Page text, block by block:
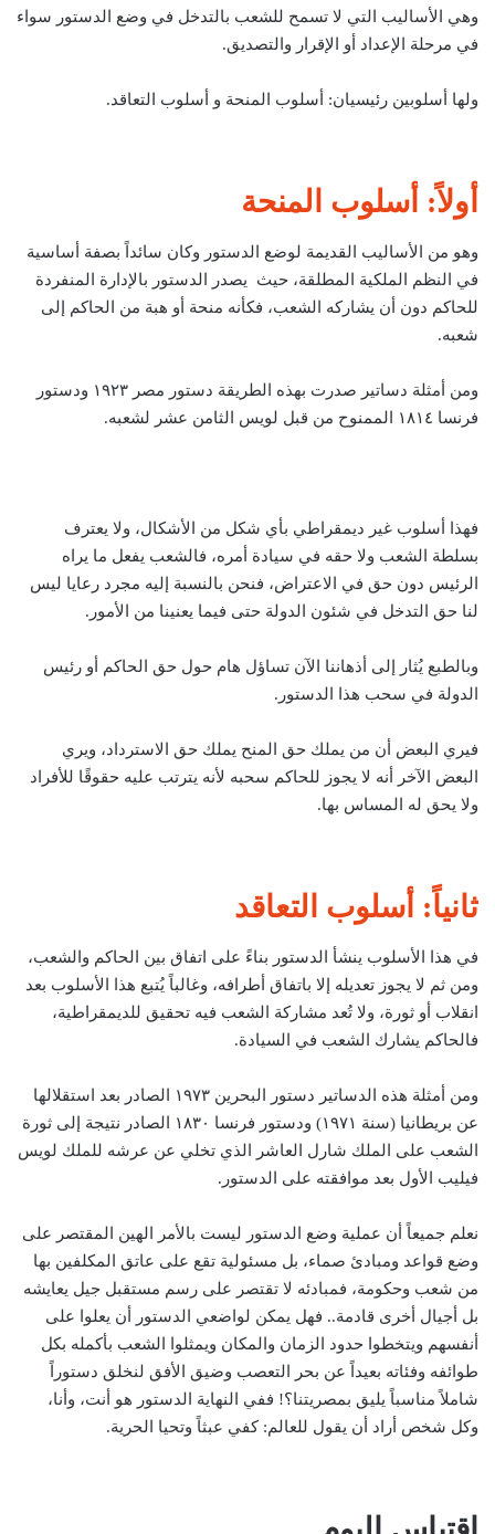
وهي الأساليب التي لا تسمح للشعب بالتدخل في وضع الدستور سواء
في مرحلة الإعداد أو الإقرار والتصديق.
ولها أسلوبين رئيسيان: أسلوب المنحة و أسلوب التعاقد.
أولاً: أسلوب المنحة
وهو من الأساليب القديمة لوضع الدستور وكان سائداً بصفة أساسية
في النظم الملكية المطلقة، حيث يصدر الدستور بالإدارة المنفردة
للحاكم دون أن يشاركه الشعب، فكأنه منحة أو هبة من الحاكم إلى
شعبه.
ومن أمثلة دساتير صدرت بهذه الطريقة دستور مصر ١٩٢٣ ودستور
فرنسا ١٨١٤ الممنوح من قبل لويس الثامن عشر لشعبه.
فهذا أسلوب غير ديمقراطي بأي شكل من الأشكال، ولا يعترف
بسلطة الشعب ولا حقه في سيادة أمره، فالشعب يفعل ما يراه
الرئيس دون حق في الاعتراض، فنحن بالنسبة إليه مجرد رعايا ليس
لنا حق التدخل في شئون الدولة حتى فيما يعنينا من الأمور.
وبالطبع يُثار إلى أذهاننا الآن تساؤل هام حول حق الحاكم أو رئيس
الدولة في سحب هذا الدستور.
فيري البعض أن من يملك حق المنح يملك حق الاسترداد، ويري
البعض الآخر أنه لا يجوز للحاكم سحبه لأنه يترتب عليه حقوقًا للأفراد
ولا يحق له المساس بها.
ثانياً: أسلوب التعاقد
في هذا الأسلوب ينشأ الدستور بناءً على اتفاق بين الحاكم والشعب،
ومن ثم لا يجوز تعديله إلا باتفاق أطرافه، وغالباً يُتبع هذا الأسلوب بعد
انقلاب أو ثورة، ولا تُعد مشاركة الشعب فيه تحقيق للديمقراطية،
فالحاكم يشارك الشعب في السيادة.
ومن أمثلة هذه الدساتير دستور البحرين ١٩٧٣ الصادر بعد استقلالها
عن بريطانيا (سنة ١٩٧١) ودستور فرنسا ١٨٣٠ الصادر نتيجة إلى ثورة
الشعب على الملك شارل العاشر الذي تخلي عن عرشه للملك لويس
فيليب الأول بعد موافقته على الدستور.
نعلم جميعاً أن عملية وضع الدستور ليست بالأمر الهين المقتصر على
وضع قواعد ومبادئ صماء، بل مسئولية تقع على عاتق المكلفين بها
من شعب وحكومة، فمبادئه لا تقتصر على رسم مستقبل جيل يعايشه
بل أجيال أخرى قادمة.. فهل يمكن لواضعي الدستور أن يعلوا على
أنفسهم ويتخطوا حدود الزمان والمكان ويمثلوا الشعب بأكمله بكل
طوائفه وفئاته بعيداً عن بحر التعصب وضيق الأفق لنخلق دستوراً
شاملاً مناسباً يليق بمصريتنا؟! ففي النهاية الدستور هو أنت، وأنا،
وكل شخص أراد أن يقول للعالم: كفي عبثاً وتحيا الحرية.